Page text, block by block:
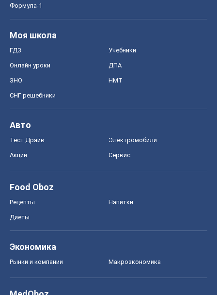
Формула-1
Моя школа
ГДЗ Учебники
Онлайн уроки ДПА
ЗНО НМТ
СНГ решебники
Авто
Тест Драйв Электромобили
Акции Сервис
Food Oboz
Рецепты Напитки
Диеты
Экономика
Рынки и компании Mакроэкономика